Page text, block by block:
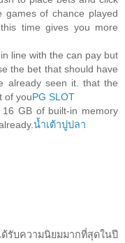
games of chance played
time gives you more
line with the can pay but
the bet that should have
already seen it. that the
of youPG SLOT
GB of built-in memory
น้ำเต้าปูปลา
รับความนิยมมากที่สุดในปี